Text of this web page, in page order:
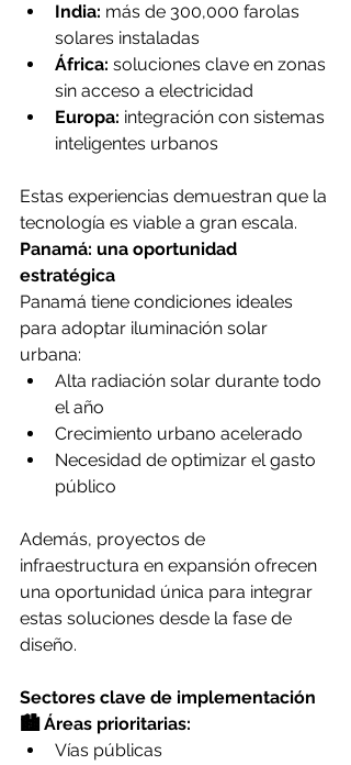
India: más de 300,000 farolas
solares instaladas
África: soluciones clave en zonas
sin acceso a electricidad
Europa: integración con sistemas
inteligentes urbanos
Estas experiencias demuestran que la
tecnología es viable a gran escala.
Panamá: una oportunidad
estratégica
Panamá tiene condiciones ideales
para adoptar iluminación solar
urbana:
Alta radiación solar durante todo
el año
Crecimiento urbano acelerado
Necesidad de optimizar el gasto
público
Además, proyectos de
infraestructura en expansión ofrecen
una oportunidad única para integrar
estas soluciones desde la fase de
diseño.
Sectores clave de implementación
🏙️ Áreas prioritarias:
Vías públicas